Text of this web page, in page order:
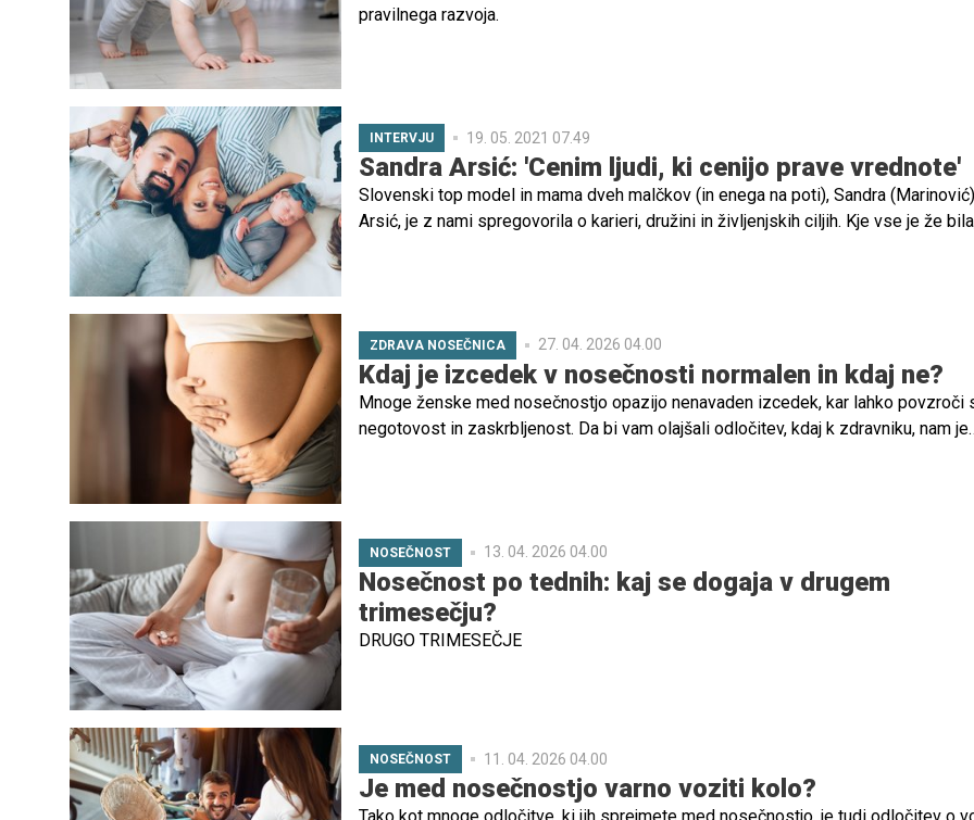
pravilnega razvoja.
INTERVJU 19. 05. 2021 07.49
Sandra Arsić: 'Cenim ljudi, ki cenijo prave vrednote'
Slovenski top model in mama dveh malčkov (in enega na poti), Sandra (Marinović)
Arsić, je z nami spregovorila o karieri, družini in življenjskih ciljih. Kje vse je že
ZDRAVA NOSEČNICA 27. 04. 2026 04.00
Kdaj je izcedek v nosečnosti normalen in kdaj ne?
Mnoge ženske med nosečnostjo opazijo nenavaden izcedek, kar lahko povzroči
negotovost in zaskrbljenost. Da bi vam olajšali odločitev, kdaj k zdravniku, nam je
NOSEČNOST 13. 04. 2026 04.00
Nosečnost po tednih: kaj se dogaja v drugem
trimesečju?
DRUGO TRIMESEČJE
NOSEČNOST 11. 04. 2026 04.00
Je med nosečnostjo varno voziti kolo?